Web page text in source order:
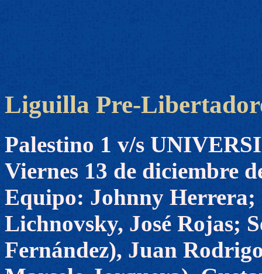
Liguilla Pre-
Palestino 1 v/s
Viernes 13 de diciembre
Equipo: Johnny Herrera;
Lichnovsky, José Rojas;
Fernández), Juan